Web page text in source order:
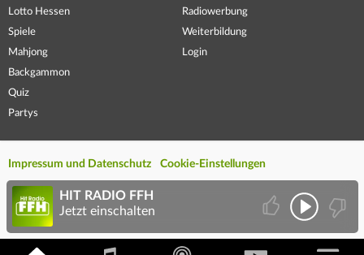
Lotto Hessen
Spiele
Mahjong
Backgammon
Quiz
Partys
Radiowerbung
Weiterbildung
Login
Impressum und Datenschutz Cookie-Einstellungen
HIT RADIO FFH
Jetzt einschalten